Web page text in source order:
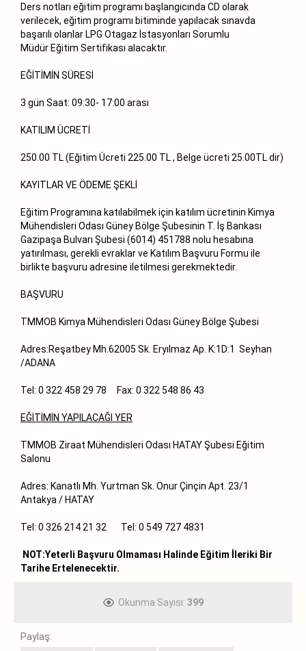
Ders notları eğitim programı başlangıcında CD olarak
verilecek, eğitim programı bitiminde yapılacak sınavda
başarılı olanlar LPG Otagaz İstasyonları Sorumlu
Müdür Eğitim Sertifikası alacaktır.
EĞİTİMİN SÜRESİ
3 gün Saat: 09:30- 17:00 arası
KATILIM ÜCRETİ
250.00 TL (Eğitim Ücreti 225.00 TL , Belge ücreti 25.00TL dir)
KAYITLAR VE ÖDEME ŞEKLİ
Eğitim Programına katılabilmek için katılım ücretinin Kimya
Mühendisleri Odası Güney Bölge Şubesinin T. İş Bankası
Gazipaşa Bulvarı Şubesi (6014) 451788 nolu hesabına
yatırılması, gerekli evraklar ve Katılım Başvuru Formu ile
birlikte başvuru adresine iletilmesi gerekmektedir.
BAŞVURU
TMMOB Kimya Mühendisleri Odası Güney Bölge Şubesi
Adres:Reşatbey Mh.62005 Sk. Eryılmaz Ap. K:1D:1 Seyhan
/ADANA
Tel: 0 322 458 29 78 Fax: 0 322 548 86 43
EĞİTİMİN YAPILACAĞI YER
TMMOB Ziraat Mühendisleri Odası HATAY Şubesi Eğitim
Salonu
Adres: Kanatlı Mh. Yurtman Sk. Onur Çinçin Apt. 23/1
Antakya / HATAY
Tel: 0 326 214 21 32 Tel: 0 549 727 4831
NOT:Yeterli Başvuru Olmaması Halinde Eğitim İleriki Bir
Tarihe Ertelenecektir.
Okunma Sayısı: 399
Paylaş: